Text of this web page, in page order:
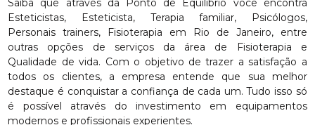
Saiba que através da Ponto de Equilíbrio você encontra
Esteticistas, Esteticista, Terapia familiar, Psicólogos,
Personais trainers, Fisioterapia em Rio de Janeiro, entre
outras opções de serviços da área de Fisioterapia e
Qualidade de vida. Com o objetivo de trazer a satisfação a
todos os clientes, a empresa entende que sua melhor
destaque é conquistar a confiança de cada um. Tudo isso só
é possível através do investimento em equipamentos
modernos e profissionais experientes.